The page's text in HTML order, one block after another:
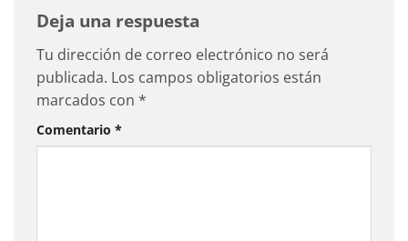
Deja una respuesta
Tu dirección de correo electrónico no será
publicada. Los campos obligatorios están
marcados con *
Comentario *